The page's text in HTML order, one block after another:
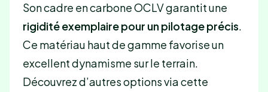
Son cadre en carbone OCLV garantit une
rigidité exemplaire pour un pilotage précis.
Ce matériau haut de gamme favorise un
excellent dynamisme sur le terrain.
Découvrez d’autres options via cette